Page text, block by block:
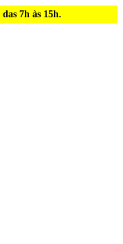
das 7h às 15h.